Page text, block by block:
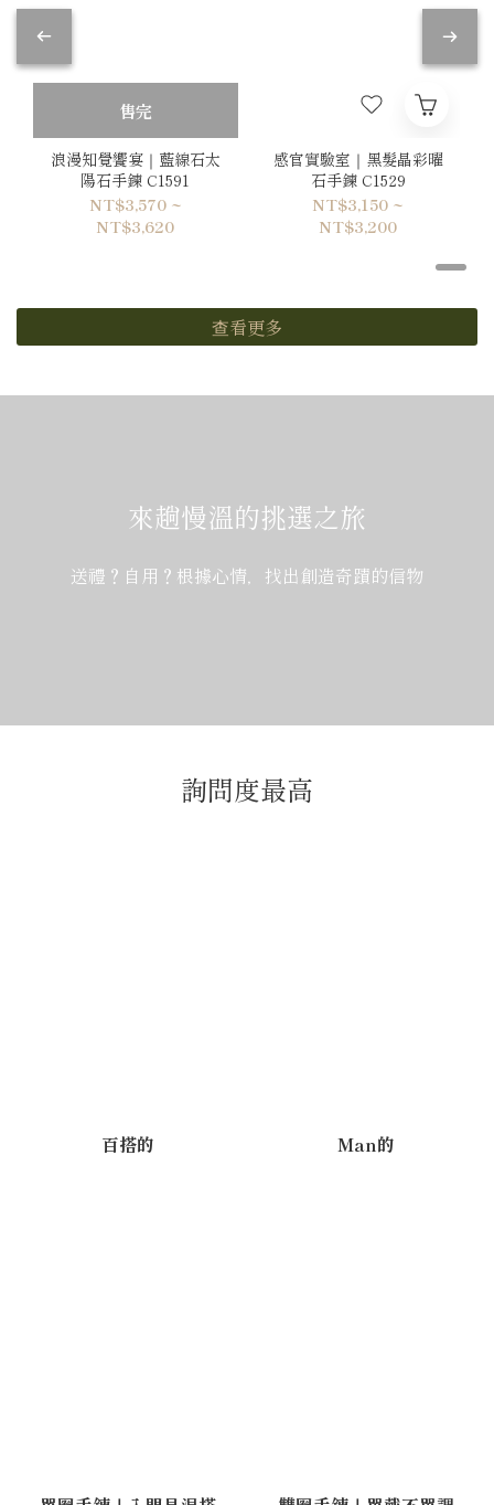
售完
浪漫知覺饗宴｜藍線石太
陽石手鍊 C1591
NT$3,570 ~
NT$3,620
感官實驗室｜黑髮晶彩曜
石手鍊 C1529
NT$3,150 ~
NT$3,200
查看更多
來趟慢溫的挑選之旅
送禮？自用？根據心情，找出創造奇蹟的信物
詢問度最高
百搭的 Man的